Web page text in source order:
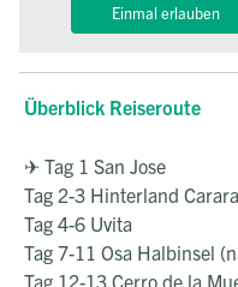
Einmal erlauben
Überblick Reiseroute
✈ Tag 1 San Jose
Tag 2-3 Hinterland Carara
Tag 4-6 Uvita
Tag 7-11 Osa Halbinsel
Tag 12-13 Cerro de la